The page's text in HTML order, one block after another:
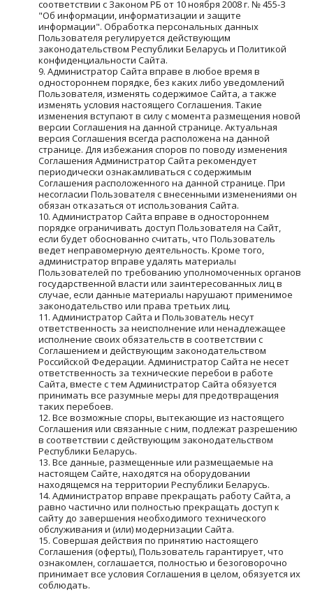
соответствии с Законом РБ от 10 ноября 2008 г. № 455-З
"Об информации, информатизации и защите
информации". Обработка персональных данных
Пользователя регулируется действующим
законодательством Республики Беларусь и Политикой
конфиденциальности Сайта.
Администратор Сайта вправе в любое время в
одностороннем порядке, без каких либо уведомлений
Пользователя, изменять содержимое Сайта, а также
изменять условия настоящего Соглашения. Такие
изменения вступают в силу с момента размещения новой
версии Соглашения на данной странице. Актуальная
версия Соглашения всегда расположена на данной
странице. Для избежания споров по поводу изменения
Соглашения Администратор Сайта рекомендует
периодически ознакамливаться с содержимым
Соглашения расположенного на данной странице. При
несогласии Пользователя с внесенными изменениями он
обязан отказаться от использования Сайта.
Администратор Сайта вправе в одностороннем
порядке ограничивать доступ Пользователя на Сайт,
если будет обоснованно считать, что Пользователь
ведет неправомерную деятельность. Кроме того,
администратор вправе удалять материалы
Пользователей по требованию уполномоченных органов
государственной власти или заинтересованных лиц в
случае, если данные материалы нарушают применимое
законодательство или права третьих лиц.
Администратор Сайта и Пользователь несут
ответственность за неисполнение или ненадлежащее
исполнение своих обязательств в соответствии с
Соглашением и действующим законодательством
Российской Федерации. Администратор Сайта не несет
ответственность за технические перебои в работе
Сайта, вместе с тем Администратор Сайта обязуется
принимать все разумные меры для предотвращения
таких перебоев.
Все возможные споры, вытекающие из настоящего
Соглашения или связанные с ним, подлежат разрешению
в соответствии с действующим законодательством
Республики Беларусь.
Все данные, размещенные или размещаемые на
настоящем Сайте, находятся на оборудовании
находящемся на территории Республики Беларусь.
Администратор вправе прекращать работу Сайта, а
равно частично или полностью прекращать доступ к
сайту до завершения необходимого технического
обслуживания и (или) модернизации Сайта.
Совершая действия по принятию настоящего
Соглашения (оферты), Пользователь гарантирует, что
ознакомлен, соглашается, полностью и безоговорочно
принимает все условия Соглашения в целом, обязуется их
соблюдать.